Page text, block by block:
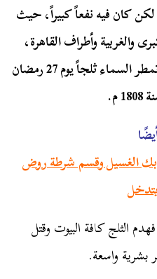
كان فيه نفعاً كبيراً، حيث
والغربية وأطراف القاهرة،
ولأول مرة في تاريخها الحديث تمطر السماء ثلجاً يوم 27 رمضان
الغسيل وقسم شرطة روض
الثلج كافة البيوت وقتل
بشرية واسعة.